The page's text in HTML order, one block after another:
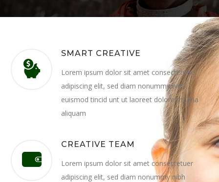
SMART CREATIVE
Lorem ipsum dolor sit amet consectetuer
adipiscing elit, sed diam nonummy nibh
euismod tincid unt ut laoreet dolore magna
aliquam
CREATIVE TEAM
Lorem ipsum dolor sit amet consectetuer
adipiscing elit, sed diam nonummy nibh